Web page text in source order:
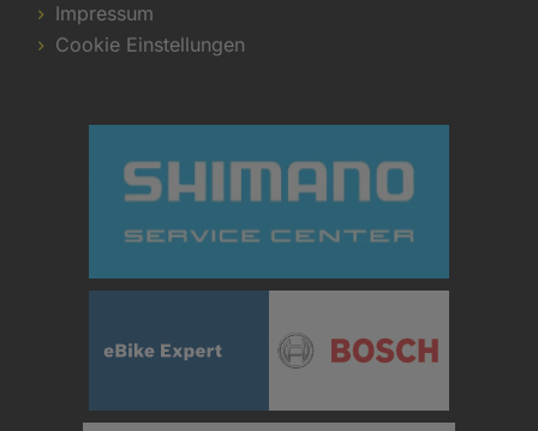
Impressum
Cookie Einstellungen